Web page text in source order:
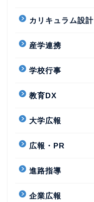
カリキュラム設計
産学連携
学校行事
教育DX
大学広報
広報・PR
進路指導
企業広報